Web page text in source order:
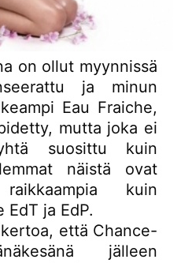
on ollut myynnissä
ja minun
Eau Fraiche,
mutta joka ei
suosittu kuin
näistä ovat
kuin
EdT ja EdP.
että Chance-
jälleen